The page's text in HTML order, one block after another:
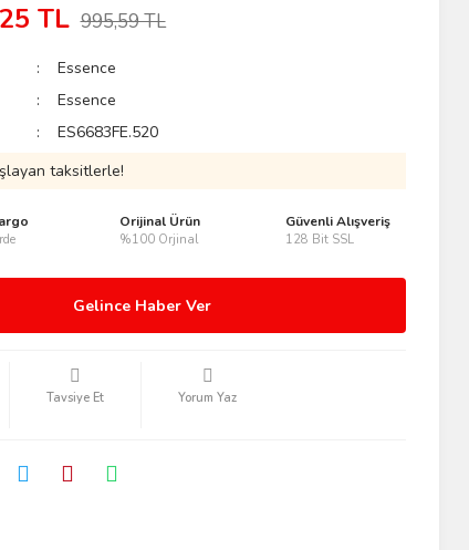
TL 995,59 TL
Essence
Essence
ES6683FE.520
taksitlerle!
Orijinal Ürün
%100 Orjinal
Güvenli Alışveriş
128 Bit SSL
Gelince Haber Ver
Tavsiye Et Yorum Yaz